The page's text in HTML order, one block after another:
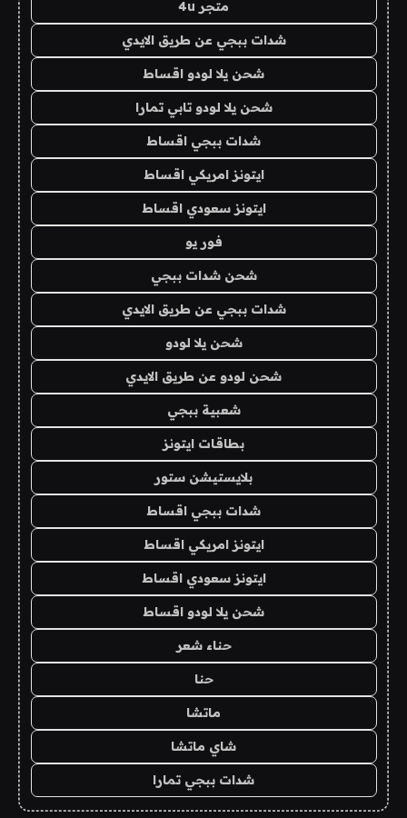
متجر 4u
شدات ببجي عن طريق الايدي
شحن يلا لودو اقساط
شحن يلا لودو تابي تمارا
شدات ببجي اقساط
ايتونز امريكي اقساط
ايتونز سعودي اقساط
فور يو
شحن شدات ببجي
شدات ببجي عن طريق الايدي
شحن يلا لودو
شحن لودو عن طريق الايدي
شعبية ببجي
بطاقات ايتونز
بلايستيشن ستور
شدات ببجي اقساط
ايتونز امريكي اقساط
ايتونز سعودي اقساط
شحن يلا لودو اقساط
حناء شعر
حنا
ماتشا
شاي ماتشا
شدات ببجي تمارا